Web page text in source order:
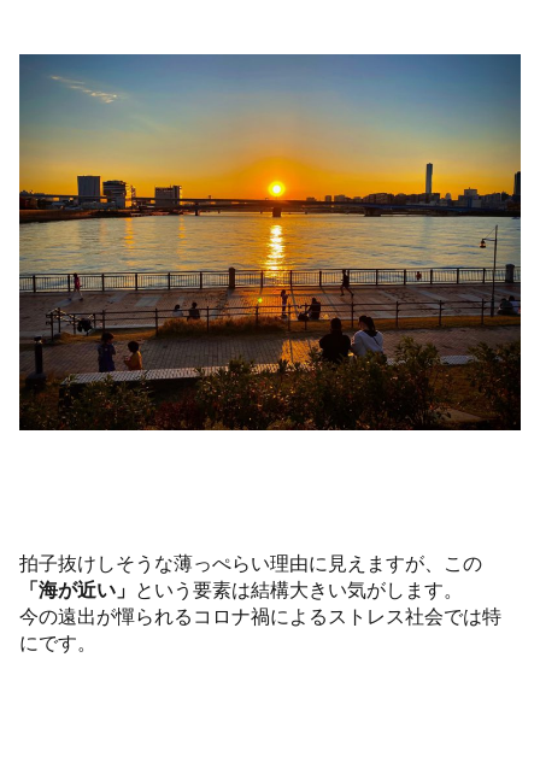
拍子抜けしそうな薄っぺらい理由に見えますが、この
「海が近い」 という要素は結構大きい気がします。
今の遠出が憚られるコロナ禍によるストレス社会では特
にです。